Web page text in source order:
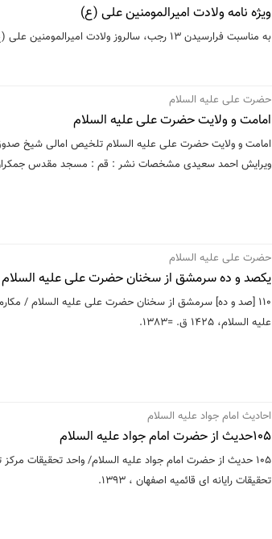
ویژه نامه ولادت امیرالمومنین علی (ع)
به مناسبت فرارسیدن 13 رجب، سالروز ولادت امیرالمومنین علی (ع)، ویژه نامه این ایام منتشر شد.
حضرت علی علیه السلام
امامت و ولایت حضرت علی علیه السلام
امامت و ولایت حضرت علی علیه السلام تلخیص امالی شیخ
ویرایش احمد سعیدی مشخصات نشر : قم : مسجد مقدس جمکران ،
حضرت علی علیه السلام
یکصد و ده سرمشق از سخنان حضرت على علیه السلام
110 [صد و ده] سرمشق از سخنان حضرت علی علیه السلام /
علیه السلام، 1425 ق. =1383.
احادیث امام جواد علیه السلام
105حدیث از حضرت امام جواد علیه السلام
105 حدیث از حضرت امام جواد علیه السلام/ واحد تحقیقات
تحقیقات رایانه ای قائمیه اصفهان ، 1393.